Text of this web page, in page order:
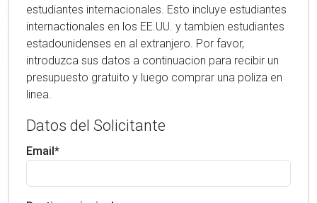
estudiantes internacionales. Esto incluye estudiantes
internactionales en los EE.UU. y tambien estudiantes
estadounidenses en al extranjero. Por favor,
introduzca sus datos a continuacion para recibir un
presupuesto gratuito y luego comprar una poliza en
linea.
Datos del Solicitante
Email*